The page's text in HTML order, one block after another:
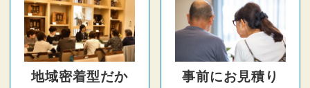
地域密着型だか
事前にお見積り